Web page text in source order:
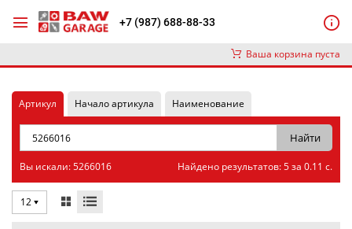
+7 (987) 688-88-33
Ваша корзина пуста
Артикул Начало артикула Наименование
Вы искали: 5266016 Найдено результатов: 5 за 0.11 с.
12